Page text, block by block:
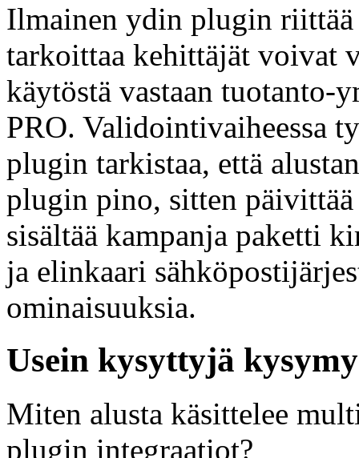
Ilmainen ydin plugin
tarkoittaa kehittäjät voivat
käytöstä vastaan tuotanto-
PRO. Validointivaiheessa
plugin tarkistaa, että
plugin pino, sitten
sisältää kampanja paketti
ja elinkaari
ominaisuuksia.
Usein kysyttyjä
Miten alusta käsittelee
plugin integraatiot?